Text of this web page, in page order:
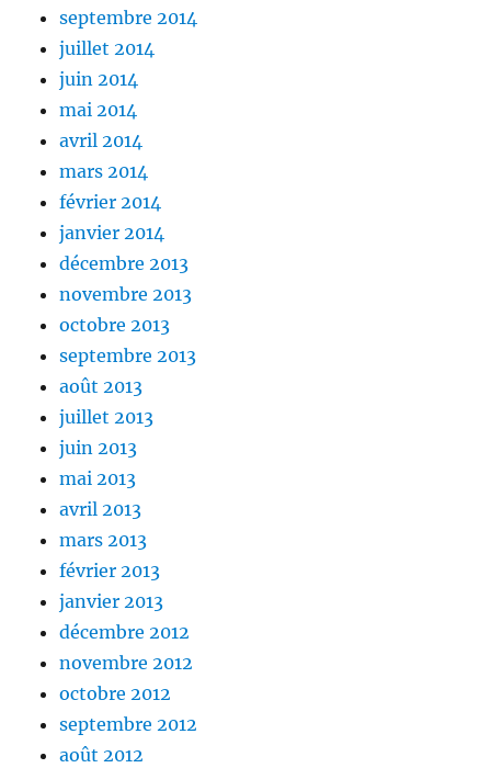
septembre 2014
juillet 2014
juin 2014
mai 2014
avril 2014
mars 2014
février 2014
janvier 2014
décembre 2013
novembre 2013
octobre 2013
septembre 2013
août 2013
juillet 2013
juin 2013
mai 2013
avril 2013
mars 2013
février 2013
janvier 2013
décembre 2012
novembre 2012
octobre 2012
septembre 2012
août 2012